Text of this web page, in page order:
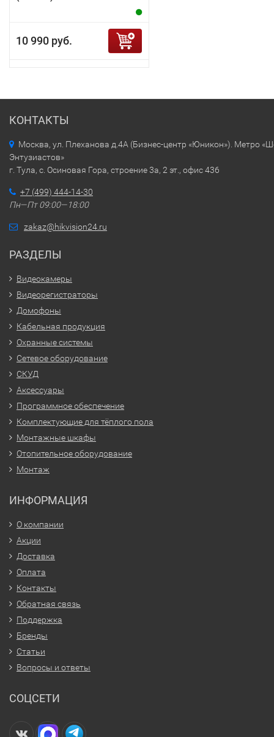
10 990 руб.
КОНТАКТЫ
Москва, ул. Плеханова д.4А (Бизнес-центр «Юникон»). Метро
Энтузиастов»
г. Тула, с. Осиновая Гора, строение 3а, 2 эт., офис 436
+7 (499) 444-14-30
Пн—Пт 09:00—18:00
zakaz@hikvision24.ru
РАЗДЕЛЫ
Видеокамеры
Видеорегистраторы
Домофоны
Кабельная продукция
Охранные системы
Сетевое оборудование
СКУД
Аксессуары
Программное обеспечение
Комплектующие для тёплого пола
Монтажные шкафы
Отопительное оборудование
Монтаж
ИНФОРМАЦИЯ
О компании
Акции
Доставка
Оплата
Контакты
Обратная связь
Поддержка
Бренды
Статьи
Вопросы и ответы
СОЦСЕТИ